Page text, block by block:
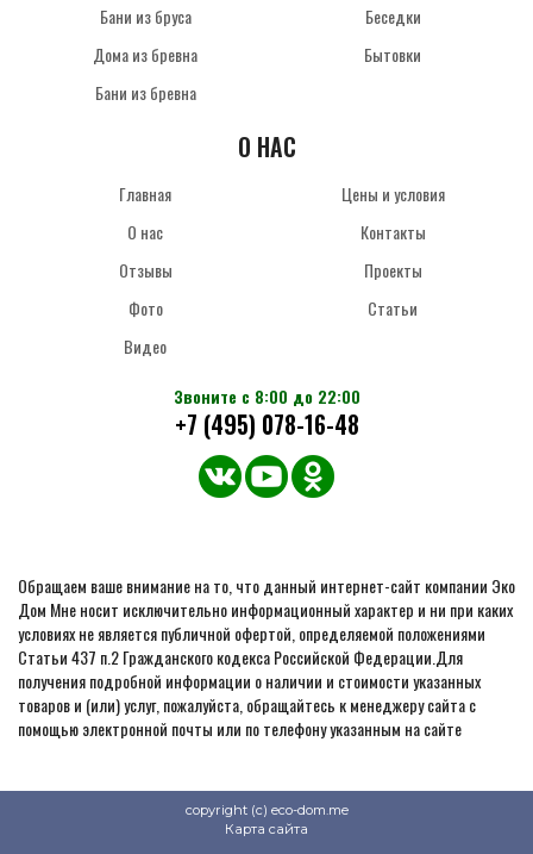
Бани из бруса
Дома из бревна
Бани из бревна
Беседки
Бытовки
О НАС
Главная
О нас
Отзывы
Фото
Видео
Цены и условия
Контакты
Проекты
Статьи
Звоните с 8:00 до 22:00
+7 (495) 078-16-48
Обращаем ваше внимание на то, что данный интернет-сайт компании Эко
Дом Мне носит исключительно информационный характер и ни при каких
условиях не является публичной офертой, определяемой положениями
Статьи 437 п.2 Гражданского кодекса Российской Федерации.Для
получения подробной информации о наличии и стоимости указанных
товаров и (или) услуг, пожалуйста, обращайтесь к менеджеру сайта с
помощью электронной почты или по телефону указанным на сайте
copyright (c) eco-dom.me
Карта сайта